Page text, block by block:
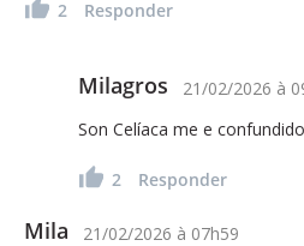
2 Responder
Milagros 21/02/2026 à
Son Celíaca me e
2 Responder
Mila 21/02/2026 à 07h59